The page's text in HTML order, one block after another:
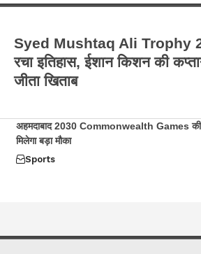
Syed Mushtaq Ali Trophy
रचा इतिहास, ईशान किशन की
जीता खिताब
अहमदाबाद 2030 Commonwealth Games की
मिलेगा बड़ा मौका
Sports